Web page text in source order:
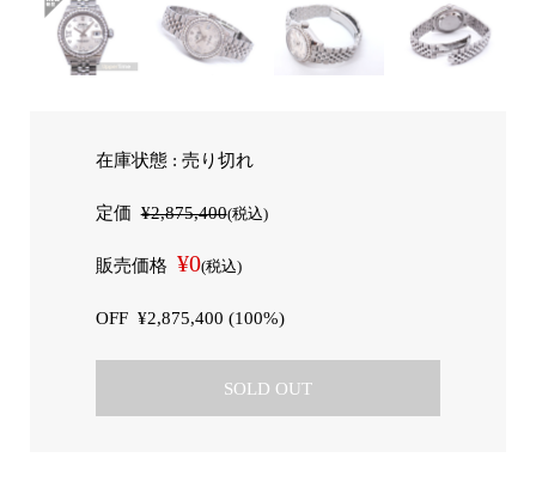
在庫状態 : 売り切れ
定価¥2,875,400(税込)
販売価格 ¥0(税込)
OFF ¥2,875,400 (100%)
SOLD OUT